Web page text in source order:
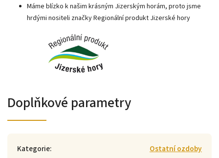
Máme blízko k našim krásným Jizerským horám, proto jsme
hrdými nositeli značky Regionální produkt Jizerské hory
Doplňkové parametry
Kategorie:
Ostatní ozdoby